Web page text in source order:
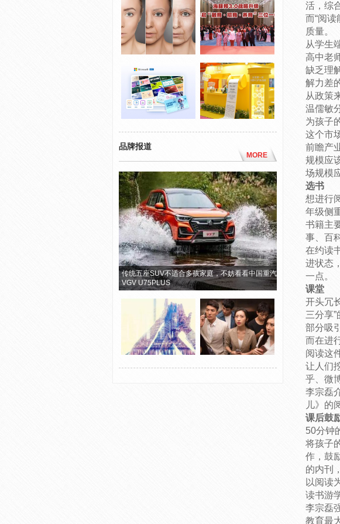
品牌报道
MORE
传统五座SUV不适合多孩家庭，不妨看看中国重汽
VGV U75PLUS
活，综
而“阅
质量。
从学生
高中老
缺乏理
解力差
从政策
温儒敏
为孩子
这个市
前瞻产
规模应
场规模
选书
想进行
年级侧
书籍主
事、百
在约读
进状态
一点。
课堂
开头冗
三分享
部分吸
而在进
阅读这
让人们
乎、微
李宗磊
儿》的
课后鼓
50分钟
将孩子
作，鼓
的内刊
以阅读
读书游
李宗磊
教育最